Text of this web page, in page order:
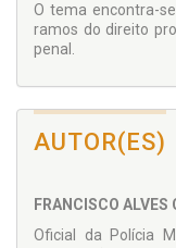
O tema encontra-
ramos do direito
penal.
AUTOR(ES)
FRANCISCO ALVES
Oficial da Polícia